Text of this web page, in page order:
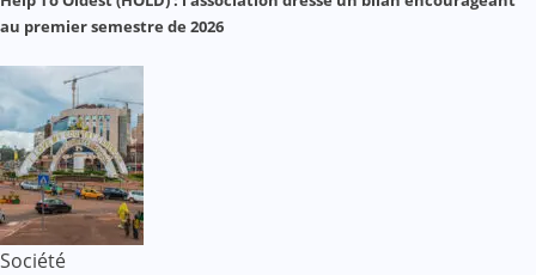
au premier semestre de 2026
Société